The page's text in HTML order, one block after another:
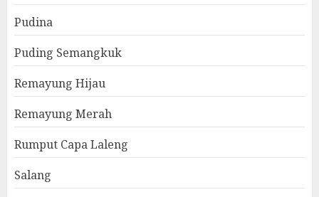
Pudina
Puding Semangkuk
Remayung Hijau
Remayung Merah
Rumput Capa Laleng
Salang